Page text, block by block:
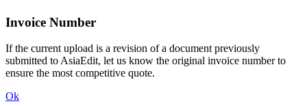
Invoice Number
If the current upload is a revision of a document previously
submitted to AsiaEdit, let us know the original invoice number to
ensure the most competitive quote.
Ok